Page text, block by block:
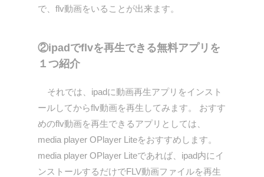
で、flv動画をいることが出来ます。
②ipadでflvを再生できる無料アプリを
１つ紹介
それでは、ipadに動画再生アプリをインスト
ールしてからflv動画を再生してみます。 おすす
めのflv動画を再生できるアプリとしては、
media player OPlayer Liteをおすすめします。
media player OPlayer Liteであれば、ipad内にイ
ンストールするだけでFLV動画ファイルを再生